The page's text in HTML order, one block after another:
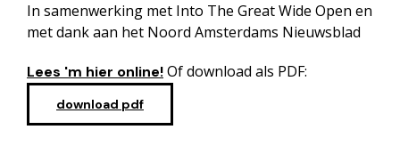
In samenwerking met Into The Great Wide Open en
met dank aan het Noord Amsterdams Nieuwsblad
Lees 'm hier online!Of download als PDF:
download pdf